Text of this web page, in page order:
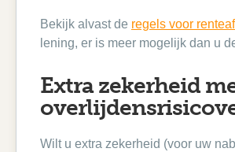
Bekijk alvast de regels voor
lening, er is meer mogelijk dan u
Extra zekerheid
Wilt u extra zekerheid (voor uw